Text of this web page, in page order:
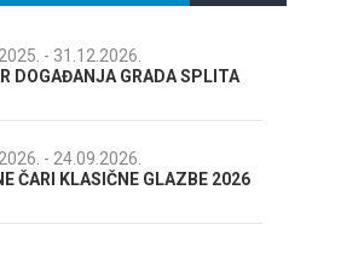
SPLITA
2026
72. SPLITSKO LJETO
Lito po domaću! -